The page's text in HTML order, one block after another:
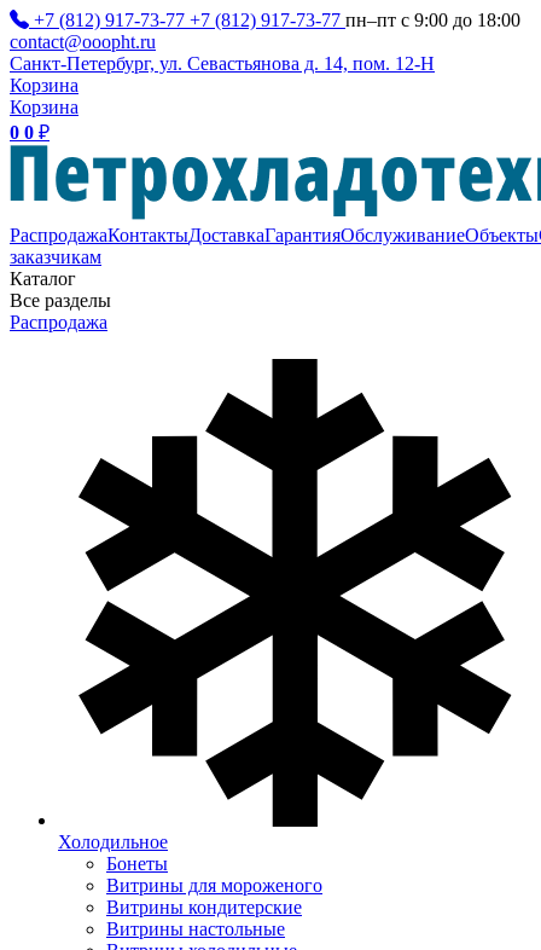
+7 (812) 917-73-77 +7 (812) 917-73-77 пн–пт с 9:00 до 18:00
contact@ooopht.ru
Санкт-Петербург, ул. Севастьянова д. 14, пом. 12-Н
Корзина
Корзина
0 0 ₽
РаспродажаКонтактыДоставкаГарантияОбслуживаниеОбъекты
заказчикам
Каталог
Все разделы
Распродажа
Холодильное
Бонеты
Витрины для мороженого
Витрины кондитерские
Витрины настольные